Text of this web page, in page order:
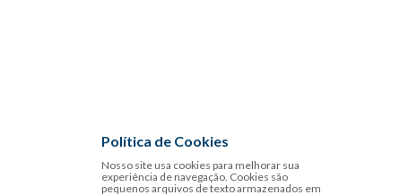
Política de Cookies
Nosso site usa cookies para melhorar sua
experiência de navegação. Cookies são
pequenos arquivos de texto armazenados em